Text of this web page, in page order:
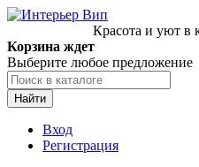
Красота и уют в
Корзина ждет
Выберите любое предложение
Найти
Вход
Регистрация